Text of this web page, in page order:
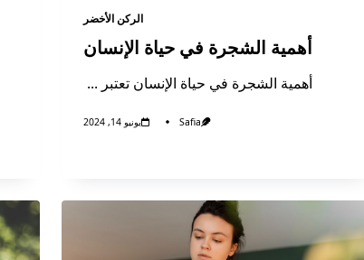
الركن الأخضر
أهمية الشجرة في حياة الإنسان
أهمية الشجرة في حياة الإنسان تعتبر ...
Safia يونيو 14, 2024